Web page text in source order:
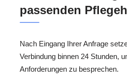
passenden
Nach Eingang Ihrer Anfrage
Verbindung binnen 24 Stunden,
Anforderungen zu besprechen.